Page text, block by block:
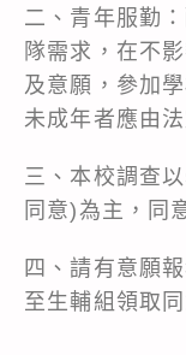
二、青年服勤
隊需求，在不
及意願，參加
未成年者應由
三、本校調查
同意)為主，同
四、請有意願
至生輔組領取